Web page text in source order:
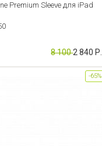
Premium Sleeve для iPad
8 1002 840 Р.
-65%